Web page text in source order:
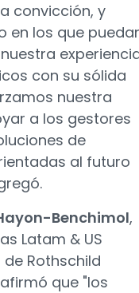
convicción, y
en los que
con su sólida
nuestra
a los gestores
de
al futuro
Benchimol,
Latam & US
Rothschild
que "los